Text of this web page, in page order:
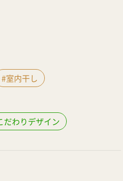
#室内干し
だわりデザイン